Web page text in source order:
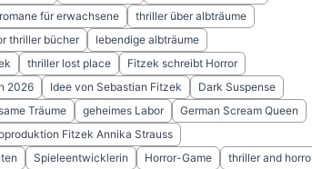
für erwachsene
thriller über albträume
thriller bücher
lebendige albträume
thriller lost place
Fitzek schreibt Horror
2026
Idee von Sebastian Fitzek
Dark Suspense
Träume geheimes Labor
German Scream Queen
Fitzek Annika Strauss
Spieleentwicklerin Horror-Game
thriller and